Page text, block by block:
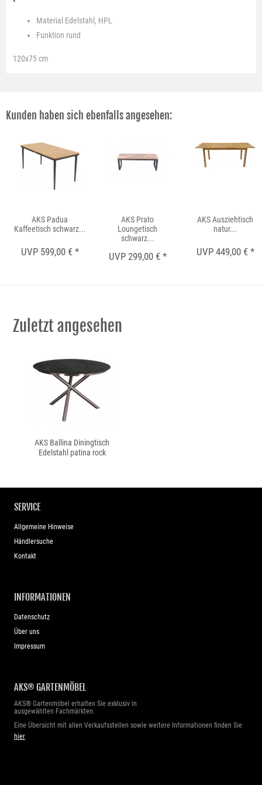
Material Edelstahl, HPL
Funktion rund
120x75 cm
Kunden haben sich ebenfalls angesehen:
AKS Padua
Kaffeetisch schwarz...
UVP 599,00 € *
AKS Prato
Loungetisch
schwarz...
UVP 299,00 € *
AKS Ausziehtisch
natur...
UVP 449,00 € *
Zuletzt angesehen
AKS Ballina Diningtisch
Edelstahl patina rock
SERVICE
Allgemeine Hinweise
Händlersuche
Kontakt
INFORMATIONEN
Datenschutz
Über uns
Impressum
AKS® GARTENMÖBEL
AKS® Gartenmöbel erhalten Sie exklusiv in
ausgewählten Fachmärkten.
Eine Übersicht mit allen Verkaufsstellen sowie weitere Informationen finden Sie
hier